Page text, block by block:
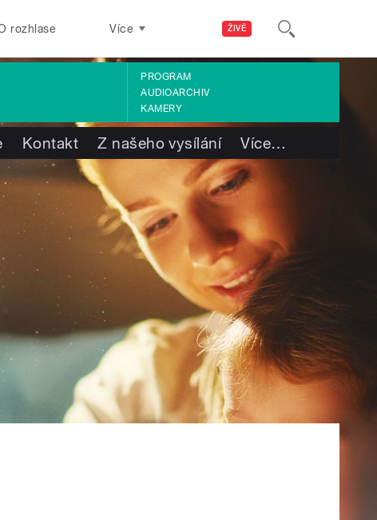
ŽIVĚ
rozhlase Více
PROGRAM
AUDIOARCHIV
KAMERY
Kontakt Z našeho vysílání Více…